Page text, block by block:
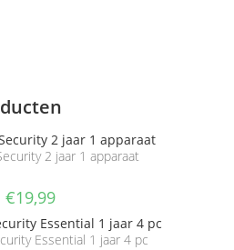
2 jaar 1 apparaat
€19,99
Essential 1 jaar 4 pc